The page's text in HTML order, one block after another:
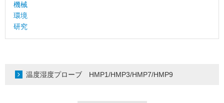
機械
環境
研究
温度湿度プローブ HMP1/HMP3/HMP7/HMP9